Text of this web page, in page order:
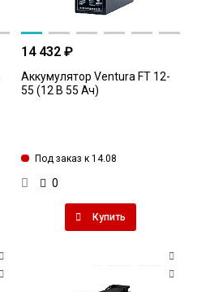
14 432 ₽
Аккумулятор Ventura FT 12-
55 (12 В 55 Ач)
Под заказ к 14.08
0
Купить